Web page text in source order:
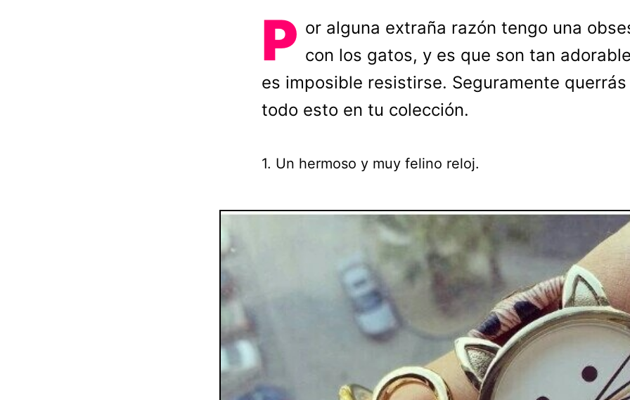
P or alguna extraña razón tengo una
con los gatos, y es que son tan
es imposible resistirse. Seguramente
todo esto en tu colección.
1. Un hermoso y muy felino reloj.